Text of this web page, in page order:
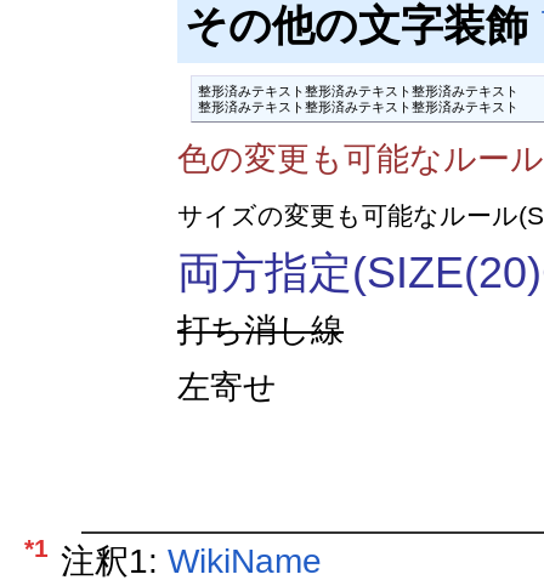
その他の文字装飾
整形済みテキスト整形済みテキスト整形済みテキスト
整形済みテキスト整形済みテキスト整形済みテキスト
色の変更も可能なルー
サイズの変更も可能なルール
両方指定
打ち消し線
左寄せ
*1 注釈1: WikiName